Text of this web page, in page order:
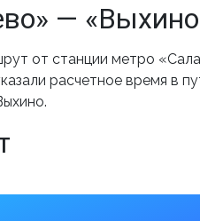
—
от станции метро
расчетное время в